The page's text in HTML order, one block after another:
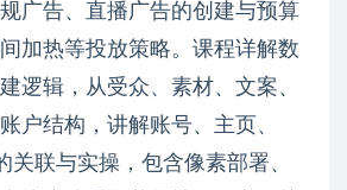
广告、直播广告的创建与预算
加热等投放策略。课程详解数
逻辑，从受众、素材、文案、
户结构，讲解账号、主页、
关联与实操，包含像素部署、